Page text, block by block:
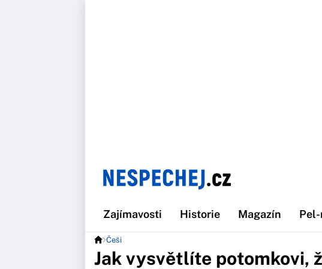
Zajímavosti Historie Magazín
Češi
Jak vysvětlíte potomkovi,